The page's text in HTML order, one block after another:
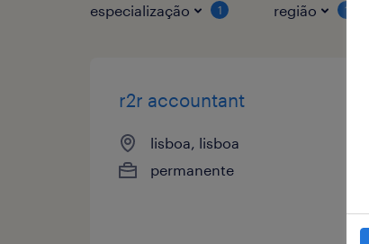
especialização 1 região 1
r2r accountant
lisboa, lisboa
permanente